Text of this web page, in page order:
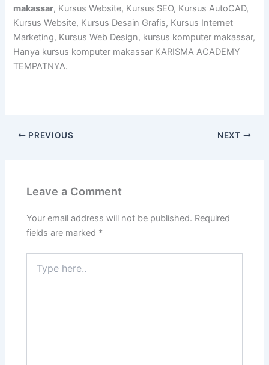
makassar, Kursus Website, Kursus SEO, Kursus AutoCAD,
Kursus Website, Kursus Desain Grafis, Kursus Internet
Marketing, Kursus Web Design, kursus komputer makassar,
Hanya kursus komputer makassar KARISMA ACADEMY
TEMPATNYA.
PREVIOUS NEXT
Leave a Comment
Your email address will not be published. Required
fields are marked *
here..